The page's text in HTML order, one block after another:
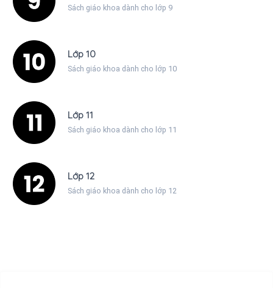
Sách giáo khoa dành cho lớp 9
Lớp 10
Sách giáo khoa dành cho lớp 10
Lớp 11
Sách giáo khoa dành cho lớp 11
Lớp 12
Sách giáo khoa dành cho lớp 12